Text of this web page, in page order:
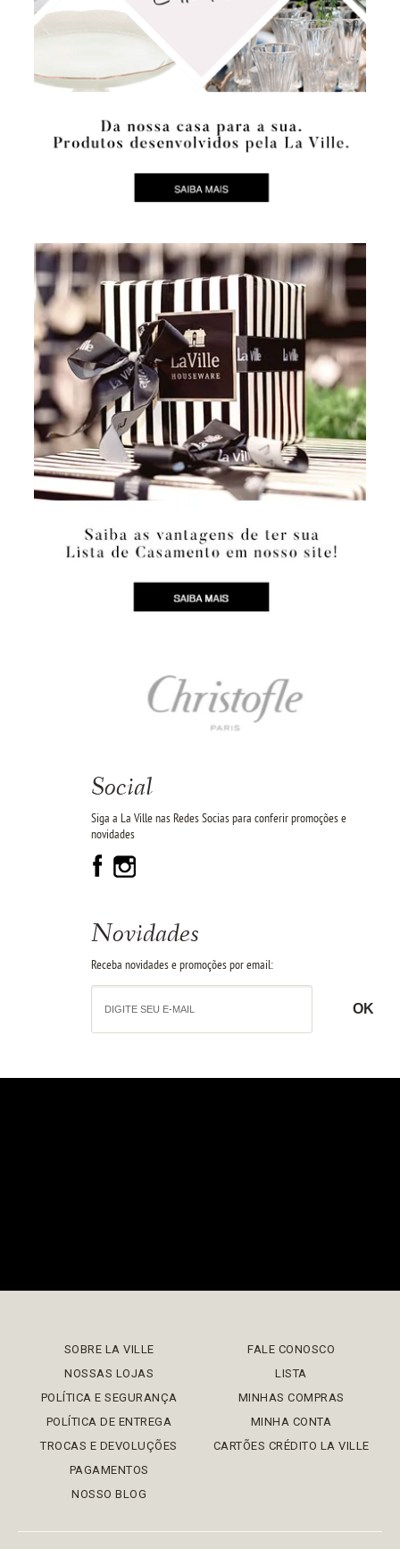
Social
Siga a La Ville nas Redes Socias para conferir promoções e
novidades
Novidades
Receba novidades e promoções por email:
SOBRE LA VILLE
NOSSAS LOJAS
POLÍTICA E SEGURANÇA
POLÍTICA DE ENTREGA
TROCAS E DEVOLUÇÕES
PAGAMENTOS
NOSSO BLOG
FALE CONOSCO
LISTA
MINHAS COMPRAS
MINHA CONTA
CARTÕES CRÉDITO LA VILLE